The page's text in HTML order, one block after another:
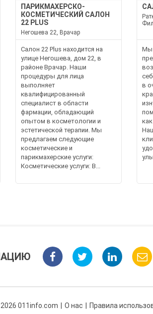
ПАРИКМАХЕРСКО-
КОСМЕТИЧЕСКИЙ САЛОН
22 PLUS
Негошева 22, Врачар
Салон 22 Plus находится на
улице Негошева, дом 22, в
районе Врачар. Наши
процедуры для лица
выполняет
квалифицированный
специалист в области
фармации, обладающий
опытом в косметологии и
эстетической терапии. Мы
предлагаем следующие
косметические и
парикмахерские услуги:
Косметические услуги: В...
Мы
в
011info.com О нас Правила